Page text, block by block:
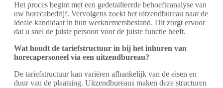
Het proces begint met een gedetailleerde behoefteanalyse van
uw horecabedrijf. Vervolgens zoekt het uitzendbureau naar de
ideale kandidaat in hun werknemersbestand. Dit zorgt ervoor
dat u snel de juiste persoon voor de juiste functie heeft.
Wat houdt de tariefstructuur in bij het inhuren van
horecapersoneel via een uitzendbureau?
De tariefstructuur kan variëren afhankelijk van de eisen en
duur van de plaatsing. Uitzendbureaus maken deze structuren